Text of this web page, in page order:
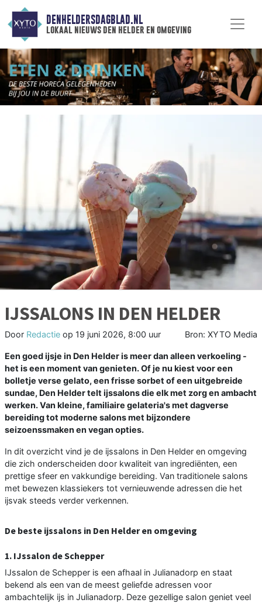
DENHELDERSDAGBLAD.NL
lokaal nieuws den helder en omgeving
IJSSALONS IN DEN HELDER
Door Redactie op 19 juni 2026, 8:00 uur Bron: XYTO Media
Een goed ijsje in Den Helder is meer dan alleen verkoeling -
het is een moment van genieten. Of je nu kiest voor een
bolletje verse gelato, een frisse sorbet of een uitgebreide
sundae, Den Helder telt ijssalons die elk met zorg en ambacht
werken. Van kleine, familiaire gelateria's met dagverse
bereiding tot moderne salons met bijzondere
seizoenssmaken en vegan opties.
In dit overzicht vind je de ijssalons in Den Helder en omgeving
die zich onderscheiden door kwaliteit van ingrediënten, een
prettige sfeer en vakkundige bereiding. Van traditionele salons
met bewezen klassiekers tot vernieuwende adressen die het
ijsvak steeds verder verkennen.
De beste ijssalons in Den Helder en omgeving
1. IJssalon de Schepper
IJssalon de Schepper is een afhaal in Julianadorp en staat
bekend als een van de meest geliefde adressen voor
ambachtelijk ijs in Julianadorp. Deze gezellige salon geniet veel